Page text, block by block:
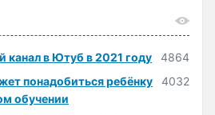
канал в Ютуб в 2021 году
4864
понадобиться ребёнку
обучении
4032